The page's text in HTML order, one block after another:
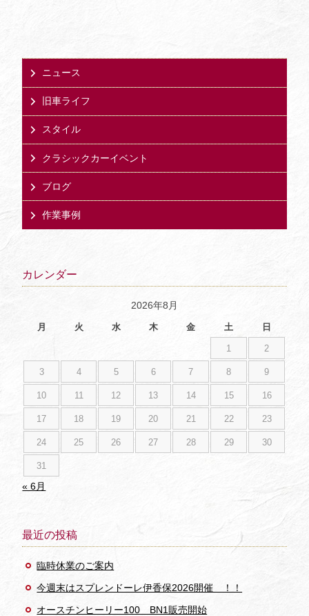
ニュース
旧車ライフ
スタイル
クラシックカーイベント
ブログ
作業事例
カレンダー
2026年8月
月 火 水 木 金 土 日
1 2
3 4 5 6 7 8 9
10 11 12 13 14 15 16
17 18 19 20 21 22 23
24 25 26 27 28 29 30
31
« 6月
最近の投稿
臨時休業のご案内
今週末はスプレンドーレ伊香保2026開催 ！！
オースチンヒーリー100 BN1販売開始